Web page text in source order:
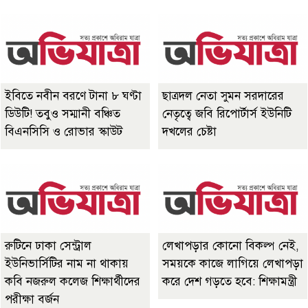
ইবিতে নবীন বরণে টানা ৮ ঘণ্টা
ডিউটি! তবুও সম্মানী বঞ্চিত
বিএনসিসি ও রোভার স্কাউট
ছাত্রদল নেতা সুমন সরদারের
নেতৃত্বে জবি রিপোর্টার্স ইউনিটি
দখলের চেষ্টা
রুটিনে ঢাকা সেন্ট্রাল
ইউনিভার্সিটির নাম না থাকায়
কবি নজরুল কলেজ শিক্ষার্থীদের
পরীক্ষা বর্জন
লেখাপড়ার কোনো বিকল্প নেই,
সময়কে কাজে লাগিয়ে লেখাপড়া
করে দেশ গড়তে হবে: শিক্ষামন্ত্রী